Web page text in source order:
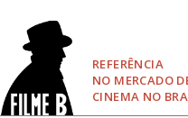
REFERÊNCIA
NO MERCADO
CINEMA NO